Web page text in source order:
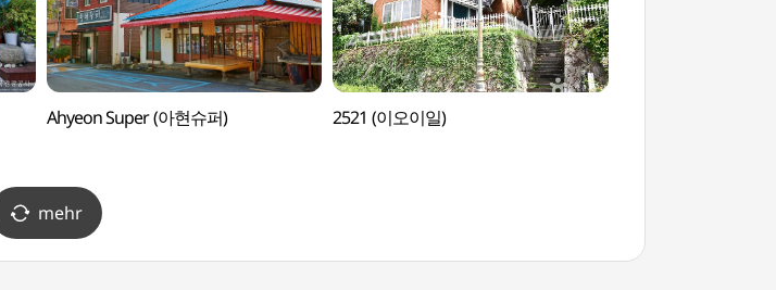
Ahyeon Super (아현슈퍼) 2521 (이오이일)
mehr